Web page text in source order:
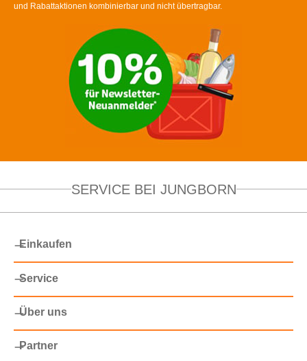
und Rabattaktionen kombinierbar und nicht übertragbar.
SERVICE BEI JUNGBORN
Einkaufen
Service
Über uns
Partner